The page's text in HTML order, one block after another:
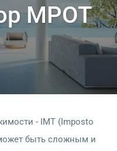
МРОТ
- IMT (Imposto
быть сложным и